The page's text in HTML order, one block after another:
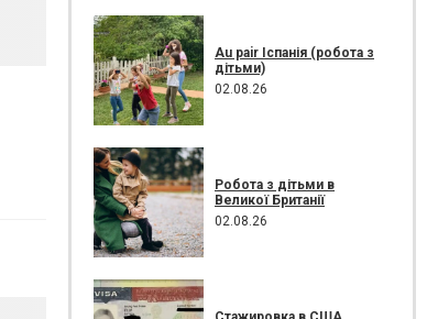
Au pair Іспанія (робота з
дітьми)
02.08.26
Робота з дітьми в
Великої Британії
02.08.26